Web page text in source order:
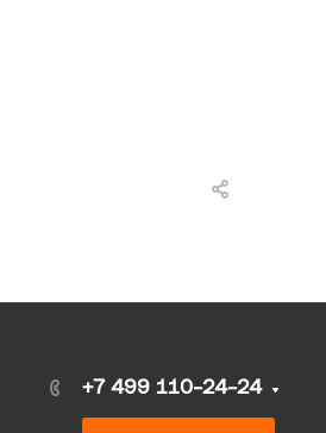
+7 499 110-24-24